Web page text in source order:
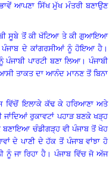
ਭਾਵੇਂ ਆਪਣਾ ਸਿੱਖ ਮੁੱਖ ਮੰਤਰੀ ਬਣਾਉਣ
ਸੂਬੇ ਤੋਂ ਕੀ ਖੱਟਿਆ ਤੇ ਕੀ ਗੁਆਇਆ
ਪੰਜਾਬ ਦੇ ਕਾਂਗਰਸੀਆਂ ਨੂੰ ਹੋਇਆ ਹੈ ।
ਪੰਜਾਬੀ ਪਾਰਟੀ ਬਣਾ ਲਿਆ।ਪੰਜਾਬੀ
ਤਾਕਤ ਦਾ ਆਨੰਦ ਮਾਨਣ ਤੋਂ ਬਿਨਾ
ਵਿੱਚੋਂ ਇਲਾਕੇ ਕੱਢ ਕੇ ਹਰਿਆਣਾ ਅਤੇ
ਜਾਂਦਿਆਂ ਰੁਕਾਵਟਾਂ ਪਹਾੜ ਬਣਕੇ ਖੜ੍ਹ
ਬਣਾਇਆ ਚੰਡੀਗੜ੍ਹ ਵੀ ਪੰਜਾਬ ਤੋਂ ਖੋਹ
ਦੇ ਪਾਣੀ ਦੇ ਹੱਕ ਤੋਂ ਪੰਜਾਬ ਵਾਂਝਾ ਹੋ
ਨੂੰ ਜਾ ਰਿਹਾ ਹੈ । ਪੰਜਾਬ ਵਿੱਚ ਜੋ ਅੱਜ